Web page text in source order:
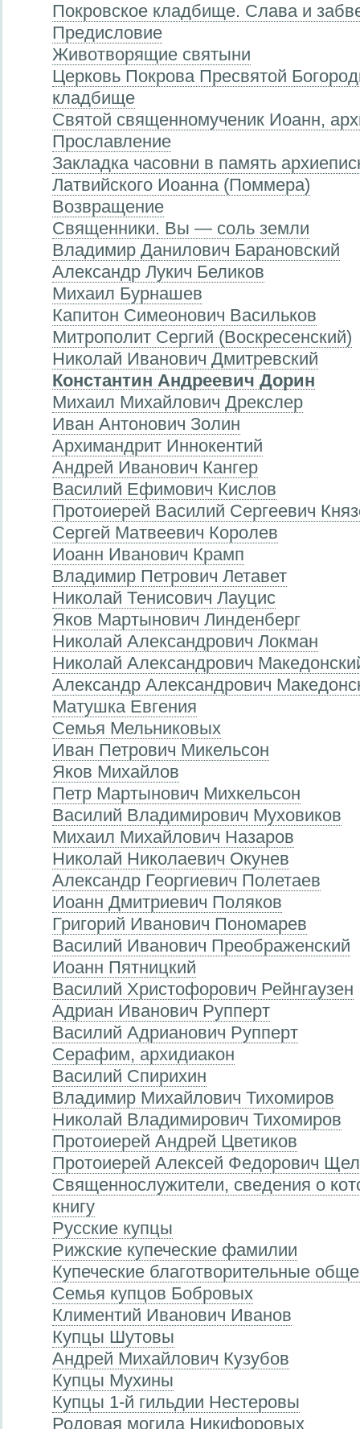
Покровское кладбище. Слава и
Предисловие
Животворящие святыни
Церковь Покрова Пресвятой
кладбище
Святой священномученик Иоанн,
Прославление
Закладка часовни в память
Латвийского Иоанна (Поммера)
Возвращение
Священники. Вы — соль земли
Владимир Данилович Барановский
Александр Лукич Беликов
Михаил Бурнашев
Капитон Симеонович Васильков
Митрополит Сергий (Воскресенский)
Николай Иванович Дмитревский
Константин Андреевич Дорин
Михаил Михайлович Дрекслер
Иван Антонович Золин
Aрхимандрит Иннокентий
Андрей Иванович Кангер
Василий Ефимович Кислов
Протоиерей Василий Сергеевич
Сергей Матвеевич Королев
Иоанн Иванович Крамп
Владимир Петрович Летавет
Николай Тенисович Лауцис
Яков Мартынович Линденберг
Николай Александрович Локман
Николай Александрович
Александр Александрович
Матушка Евгения
Семья Мельниковых
Иван Петрович Микельсон
Яков Михайлов
Петр Мартынович Михкельсон
Василий Владимирович Муховиков
Михаил Михайлович Назаров
Николай Николаевич Окунев
Александр Георгиевич Полетаев
Иоанн Дмитриевич Поляков
Григорий Иванович Пономарев
Василий Иванович Преображенский
Иоанн Пятницкий
Василий Христофорович Рейнгаузен
Адриан Иванович Рупперт
Василий Адрианович Рупперт
Серафим, архидиакон
Василий Спирихин
Владимир Михайлович Тихомиров
Николай Владимирович Тихомиров
Протоиерей Андрей Цветиков
Протоиерей Алексей Федорович
Священнослужители, сведения о
книгу
Русские купцы
Рижские купеческие фамилии
Купеческие благотворительные
Семья купцов Бобровых
Климентий Иванович Иванов
Купцы Шутовы
Андрей Михайлович Кузубов
Купцы Мухины
Купцы 1-й гильдии Нестеровы
Родовая могила Никифоровых